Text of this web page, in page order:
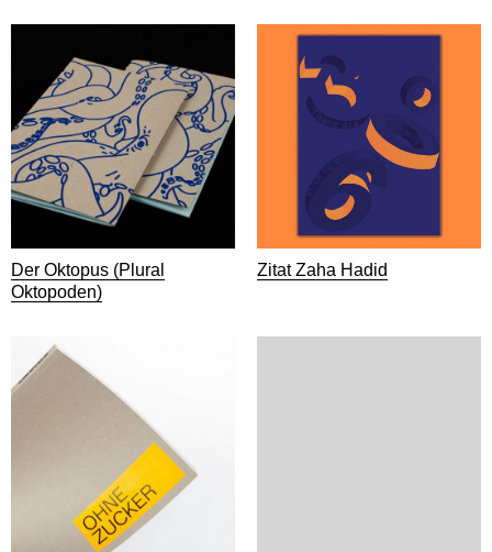
Der Oktopus (Plural
Oktopoden)
Zitat Zaha Hadid